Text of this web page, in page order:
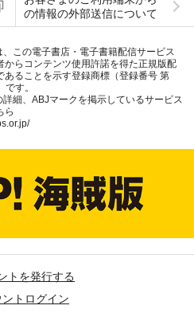
の情報の外部送信について
、この電子書店・電子書籍配信サービス
からコンテンツ使用許諾を得た正規版配
あることを示す登録商標（登録番号 第
す。
詳細、ABJマークを掲示しているサービス
ら
トを発行する
トログイン